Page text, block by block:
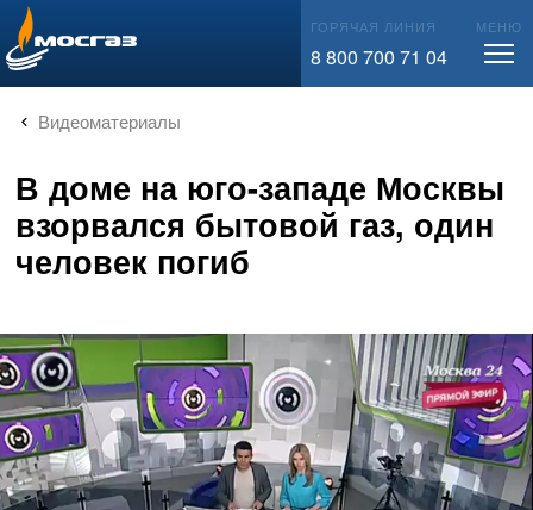
info@mos-gaz.ru ГОРЯЧАЯ ЛИНИЯ
8 800 700 71 04
МЕНЮ
Видеоматериалы
В доме на юго-западе Москвы
взорвался бытовой газ, один
человек погиб